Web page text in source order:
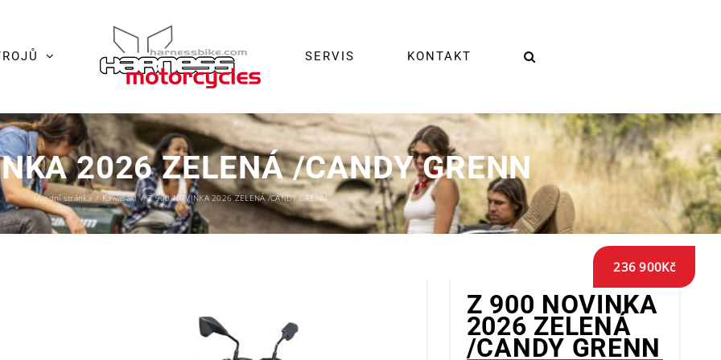
SERVIS KONTAKT
2026 ZELENÁ /CANDY GRENN
Úvodní stránka / Kawasaki / Z 900 NOVINKA 2026 ZELENÁ /CANDY GRENN
Z 900 NOVINKA
2026 ZELENÁ
/CANDY GRENN
236 900Kč